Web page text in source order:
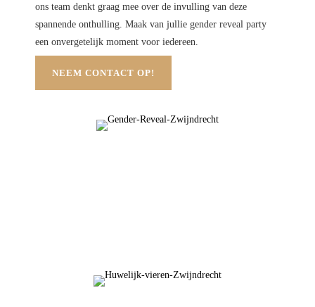
ons team denkt graag mee over de invulling van deze
spannende onthulling. Maak van jullie gender reveal party
een onvergetelijk moment voor iedereen.
NEEM CONTACT OP!